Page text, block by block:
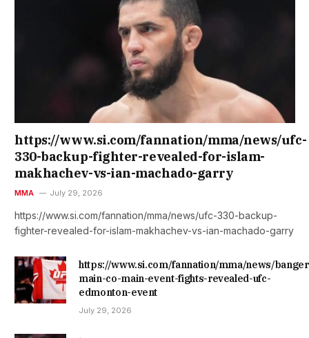
https://www.si.com/fannation/mma/news/ufc-
330-backup-fighter-revealed-for-islam-
makhachev-vs-ian-machado-garry
MMA July 29, 2026
https://www.si.com/fannation/mma/news/ufc-330-backup-
fighter-revealed-for-islam-makhachev-vs-ian-machado-garry
https://www.si.com/fannation/mma/news/
main-co-main-event-fights-revealed-ufc-
edmonton-event
July 29, 2026